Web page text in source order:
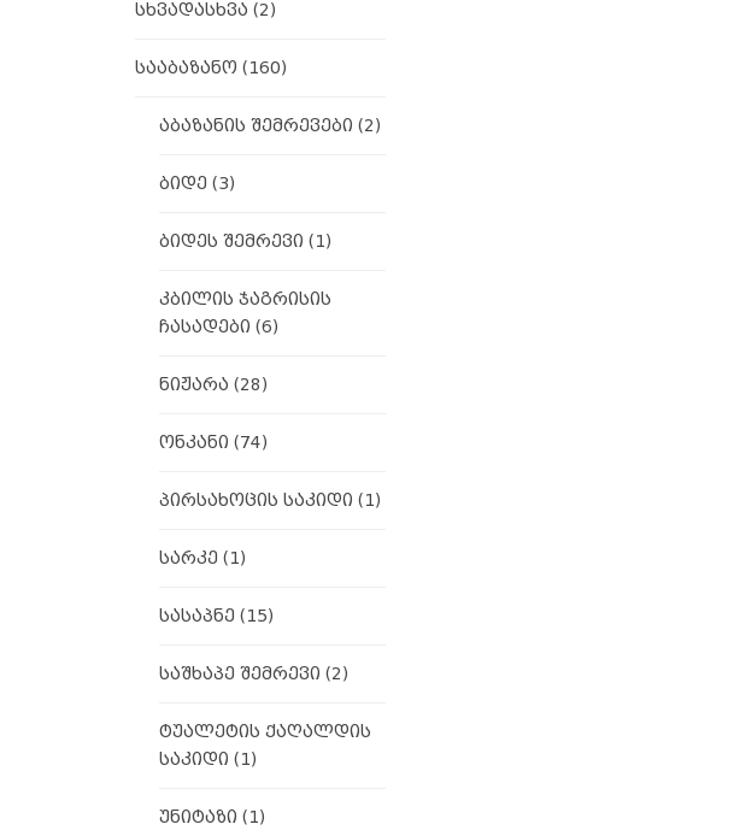
სხვადასხვა (2)
სააბაზანო (160)
აბაზანის შემრევები (2)
ბიდე (3)
ბიდეს შემრევი (1)
კბილის ჯაგრისის
ჩასადები (6)
ნიჟარა (28)
ონკანი (74)
პირსახოცის საკიდი (1)
სარკე (1)
სასაპნე (15)
საშხაპე შემრევი (2)
ტუალეტის ქაღალდის
საკიდი (1)
უნიტაზი (1)